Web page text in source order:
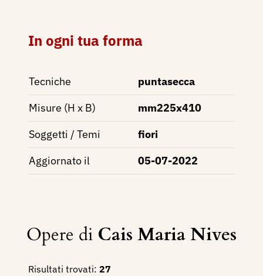
In ogni tua forma
Tecniche
puntasecca
Misure (H x B)
mm225x410
Soggetti / Temi
fiori
Aggiornato il
05-07-2022
Opere di Cais Maria Nives
Risultati trovati: 27